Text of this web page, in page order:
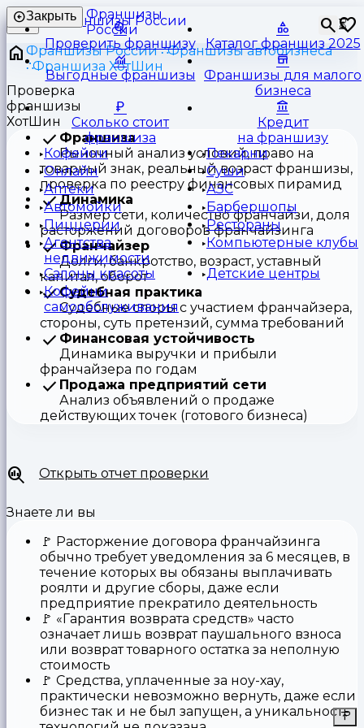
Франшизы
России
⏳
Закрыть
Проверить франшизу Каталог франшиз 2025
Выгодные франшизы
Франшизы для малого
бизнеса
Сколько стоит
франшиза
Кредит
на франшизу
Кофейни
Пекарни
Онлайн
Суши
Аптеки
АЗС
Автомойки
Барбершопы
Пиццерии
Рестораны
Агентства
недвижимости
Компьютерные клубы
Салоны красоты
Детские центры
Кофейни
самообслуживания
Франшизы России
Франшизы автобизнеса
Франшиза ХотШин
Проверка
франшизы
ХотШин
Франшиза
Рыночный анализ условий, право на
товарный знак, реальный возраст франшизы,
проверка по реестру финансовых пирамид
Динамика
Размер сети, количество франчайзи, доля
расторжений договоров франчайзинга
Франчайзер
Долги, банкротство, возраст, уставный
капитал, оборот
Судебная практика
Судебные споры с участием франчайзера,
стороны, суть претензий, сумма требований
Финансовая устойчивость
Динамика выручки и прибыли
франчайзера по годам
Продажа предприятий сети
Анализ объявлений о продаже
действующих точек (готового бизнеса)
Открыть отчет проверки
Знаете ли вы
🚩 Расторжение договора франчайзинга
обычно требует уведомления за 6 месяцев, в
течение которых вы обязаны выплачивать
роялти и другие сборы, даже если
предприятие прекратило деятельность
🚩 «Гарантия возврата средств» часто
означает лишь возврат паушального взноса
или возврат товарного остатка за неполную
стоимость
🚩 Средства, уплаченные за ноу-хау,
практически невозможно вернуть, даже если
бизнес так и не был запущен, а уникальность